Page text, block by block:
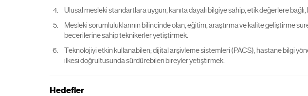
Ulusal mesleki standartlara uygun; kanıta dayalı bilgiye sahip, etik değerlere
Mesleki sorumluluklarının bilincinde olan; eğitim, araştırma ve kalite geliştirme
becerilerine sahip teknikerler yetiştirmek.
Teknolojiyi etkin kullanabilen; dijital arşivleme sistemleri (PACS), hastane bilgi
ilkesi doğrultusunda sürdürebilen bireyler yetiştirmek.
Hedefler